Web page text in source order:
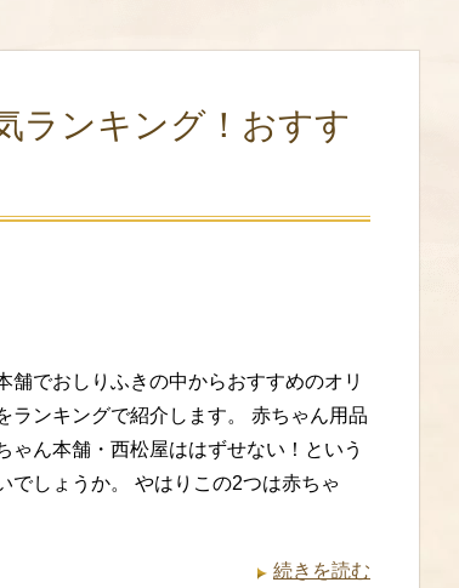
ランキング！おすす
舗でおしりふきの中からおすすめのオリ
ランキングで紹介します。 赤ちゃん用品
ゃん本舗・西松屋ははずせない！という
でしょうか。 やはりこの2つは赤ちゃ
続きを読む